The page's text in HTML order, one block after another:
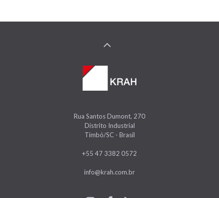
Rua Santos Dumont, 270
Distrito Industrial
Timbó/SC - Brasil
+55 47 3382 0572
info@krah.com.br